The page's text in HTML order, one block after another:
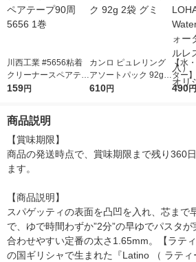
川西工業 #5656粘着
クリーナースペアテー
プ90周 5656 1巻
159円
カンロ ピュレリング
アソートパック 92g 2
袋 グミ
610円
【水
ター
r（ロ
490円
商品説明
【賞味期限】
商品の発送時点で、賞味期限まで残り360
ます。
【商品説明】
スパゲッティの表面を凸凹を入れ、芯まで
で、ゆで時間わずか”2分”の早ゆでパスタ
合わせやすい定番の太さ1.65mm。【ラテ
の国ギリシャで生まれた『Latino （ ラテ